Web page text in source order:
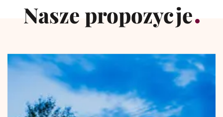
Nasze propozycje